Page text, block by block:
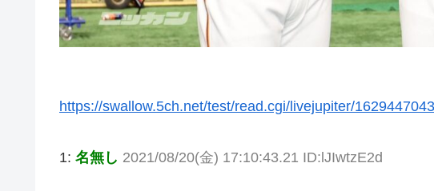
https://swallow.5ch.net/test/read.cgi/livejupiter/
1: 名無し 2021/08/20(金) 17:10:43.21 ID:lJIwtzE2d